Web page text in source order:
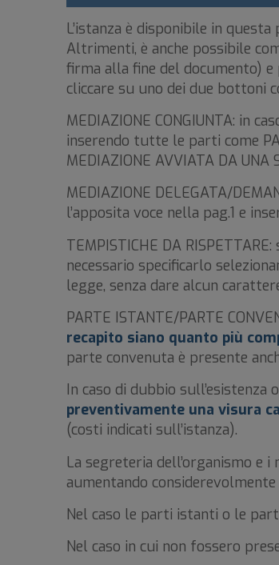
L’istanza è disponibile in questa
Altrimenti, è anche possibile
firma alla fine del documento)
cliccare su uno dei due bottoni
MEDIAZIONE CONGIUNTA: in
inserendo tutte le parti come
MEDIAZIONE AVVIATA DA UNA
MEDIAZIONE DELEGATA/
l’apposita voce nella pag.1 e
TEMPISTICHE DA
necessario specificarlo
legge, senza dare alcun
PARTE ISTANTE/PARTE
recapito siano quanto più
parte convenuta è presente
In caso di dubbio
preventivamente una visura
(costi indicati sull’istanza).
La segreteria dell’organismo e
aumentando
Nel caso le parti istanti o le
Nel caso in cui non fossero